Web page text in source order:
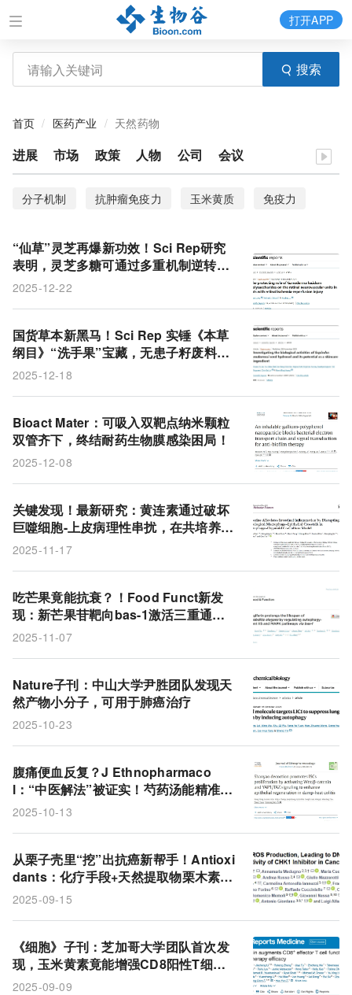
搜索
打开APP
首页 医药产业 天然药物
进展 市场 政策 人物 公司 会议
分子机制 抗肿瘤免疫力 玉米黄质
免疫力
三阴性乳腺癌
“仙草”灵芝再爆新功效！Sci Rep研究
表明，灵芝多糖可通过多重机制逆转视
网膜缺血损伤，守护清晰视界
2025-12-22
国货草本新黑马！Sci Rep 实锤《本草
纲目》“洗手果”宝藏，无患子籽废料变
修护神器，泛红留疤全搞定
2025-12-18
Bioact Mater：可吸入双靶点纳米颗粒
双管齐下，终结耐药生物膜感染困局！
2025-12-08
关键发现！最新研究：黄连素通过破坏
巨噬细胞-上皮病理性串扰，在共培养模
型中缓解肠道炎症
2025-11-17
吃芒果竟能抗衰？！Food Funct新发
现：新芒果苷靶向bas-1激活三重通
路，显著延长秀丽隐杆线虫寿命
2025-11-07
Nature子刊：中山大学尹胜团队发现天
然产物小分子，可用于肺癌治疗
2025-10-23
腹痛便血反复？J Ethnopharmaco
l：“中医解法”被证实！芍药汤能精准激
活肠干细胞，修复黏膜不反复
2025-10-13
从栗子壳里“挖”出抗癌新帮手！Antioxi
dants：化疗手段+天然提取物栗木素，
让难治乳腺癌有了新方案
2025-09-15
《细胞》子刊：芝加哥大学团队首次发
现，玉米黄素竟能增强CD8阳性T细胞
抗癌能力！
2025-09-09